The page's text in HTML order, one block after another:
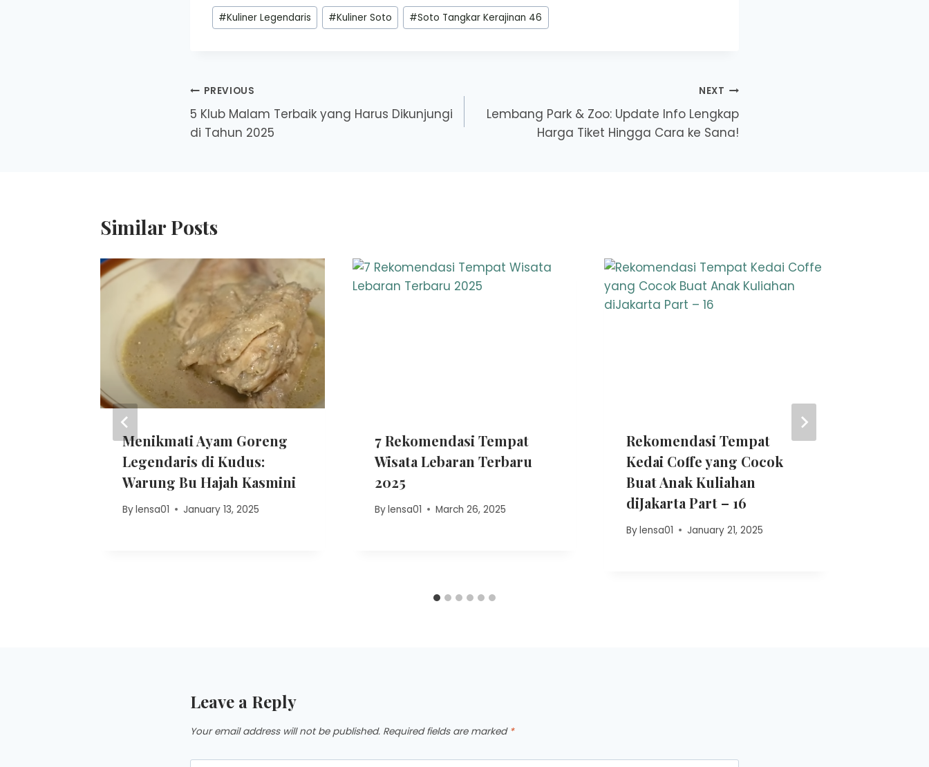
Post
Tags:
#Kuliner Legendaris #Kuliner Soto #Soto Tangkar Kerajinan 46
Post
navigation
PREVIOUS
5 Klub Malam Terbaik yang Harus Dikunjungi
di Tahun 2025
NEXT
Lembang Park & Zoo: Update Info Lengkap
Harga Tiket Hingga Cara ke Sana!
Similar Posts
Menikmati Ayam Goreng
Legendaris di Kudus:
Warung Bu Hajah Kasmini
Bylensa01 January 13, 2025
7 Rekomendasi Tempat
Wisata Lebaran Terbaru
2025
Bylensa01 March 26, 2025
Rekomendasi Tempat
Kedai Coffe yang Cocok
Buat Anak Kuliahan
diJakarta Part – 16
Bylensa01 January 21, 2025
Leave a Reply
Your email address will not be published. Required fields are marked *